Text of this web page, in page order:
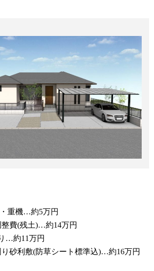
重機…約5万円
費(残土)…約14万円
約11万円
利敷(防草シート標準込)…約16万円